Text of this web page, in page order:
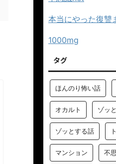
本当にやった復讐
1000mg
タグ
ほんのり怖い話
オカルト ゾッ
ゾッとする話
マンション 不